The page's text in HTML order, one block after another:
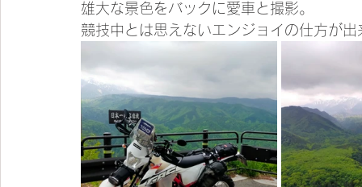
雄大な景色をバックに愛車と撮影。
競技中とは思えないエンジョイの仕方が